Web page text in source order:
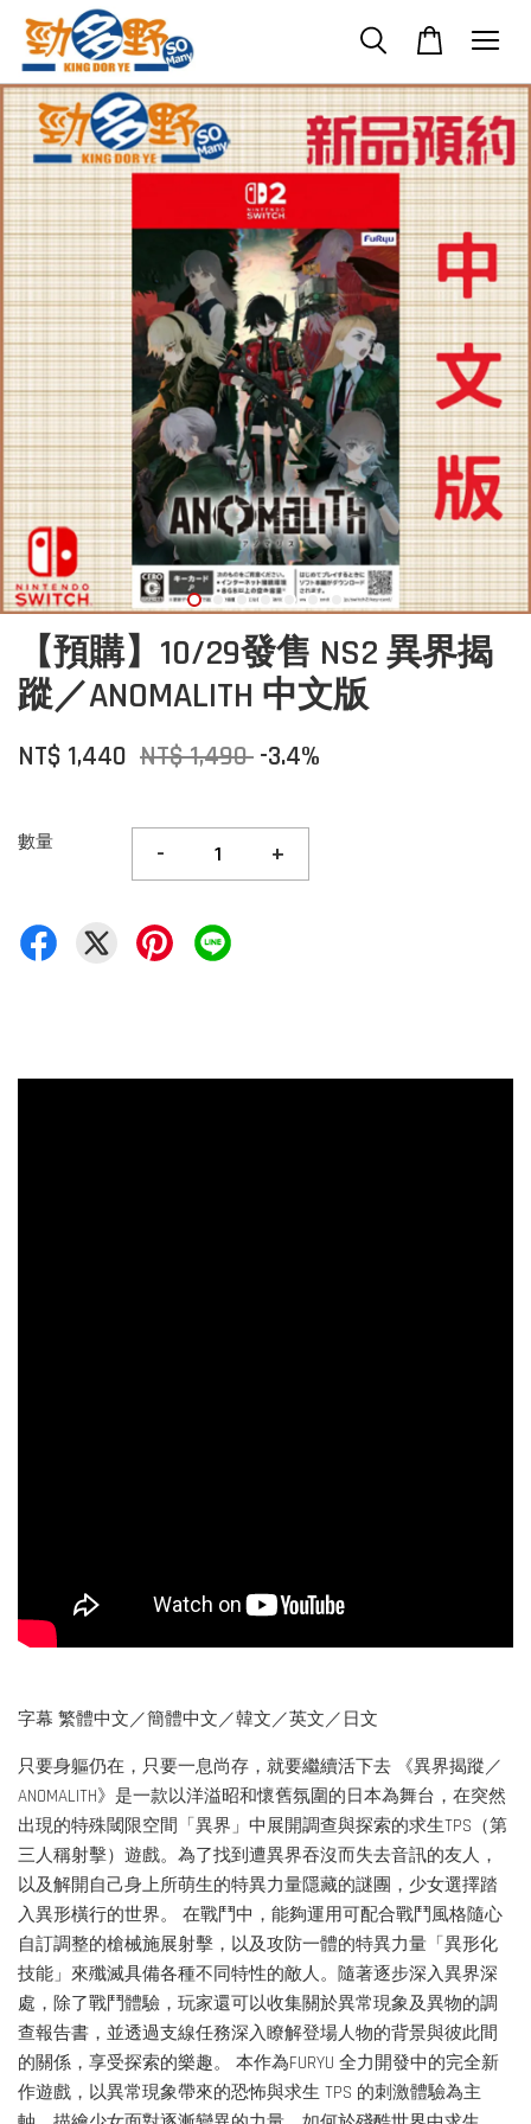
【預購】10/29發售 NS2 異界揭
蹤／ANOMALITH 中文版
NT$ 1,440 NT$ 1,490 -3.4%
數量 - +
字幕 繁體中文／簡體中文／韓文／英文／日文
只要身軀仍在，只要一息尚存，就要繼續活下去 《異界揭蹤／
ANOMALITH》是一款以洋溢昭和懷舊氛圍的日本為舞台，在突然
出現的特殊閾限空間「異界」中展開調查與探索的求生TPS（第
三人稱射擊）遊戲。為了找到遭異界吞沒而失去音訊的友人，
以及解開自己身上所萌生的特異力量隱藏的謎團，少女選擇踏
入異形橫行的世界。 在戰鬥中，能夠運用可配合戰鬥風格隨心
自訂調整的槍械施展射擊，以及攻防一體的特異力量「異形化
技能」來殲滅具備各種不同特性的敵人。隨著逐步深入異界深
處，除了戰鬥體驗，玩家還可以收集關於異常現象及異物的調
查報告書，並透過支線任務深入瞭解登場人物的背景與彼此間
的關係，享受探索的樂趣。 本作為FURYU 全力開發中的完全新
作遊戲，以異常現象帶來的恐怖與求生 TPS 的刺激體驗為主